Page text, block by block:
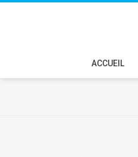
ACCUEIL